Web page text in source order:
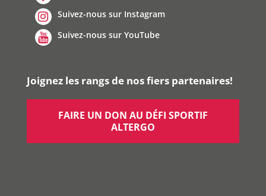
Suivez-nous sur Instagram
Suivez-nous sur YouTube
Joignez les rangs de nos fiers partenaires!
FAIRE UN DON AU DÉFI SPORTIF
ALTERGO